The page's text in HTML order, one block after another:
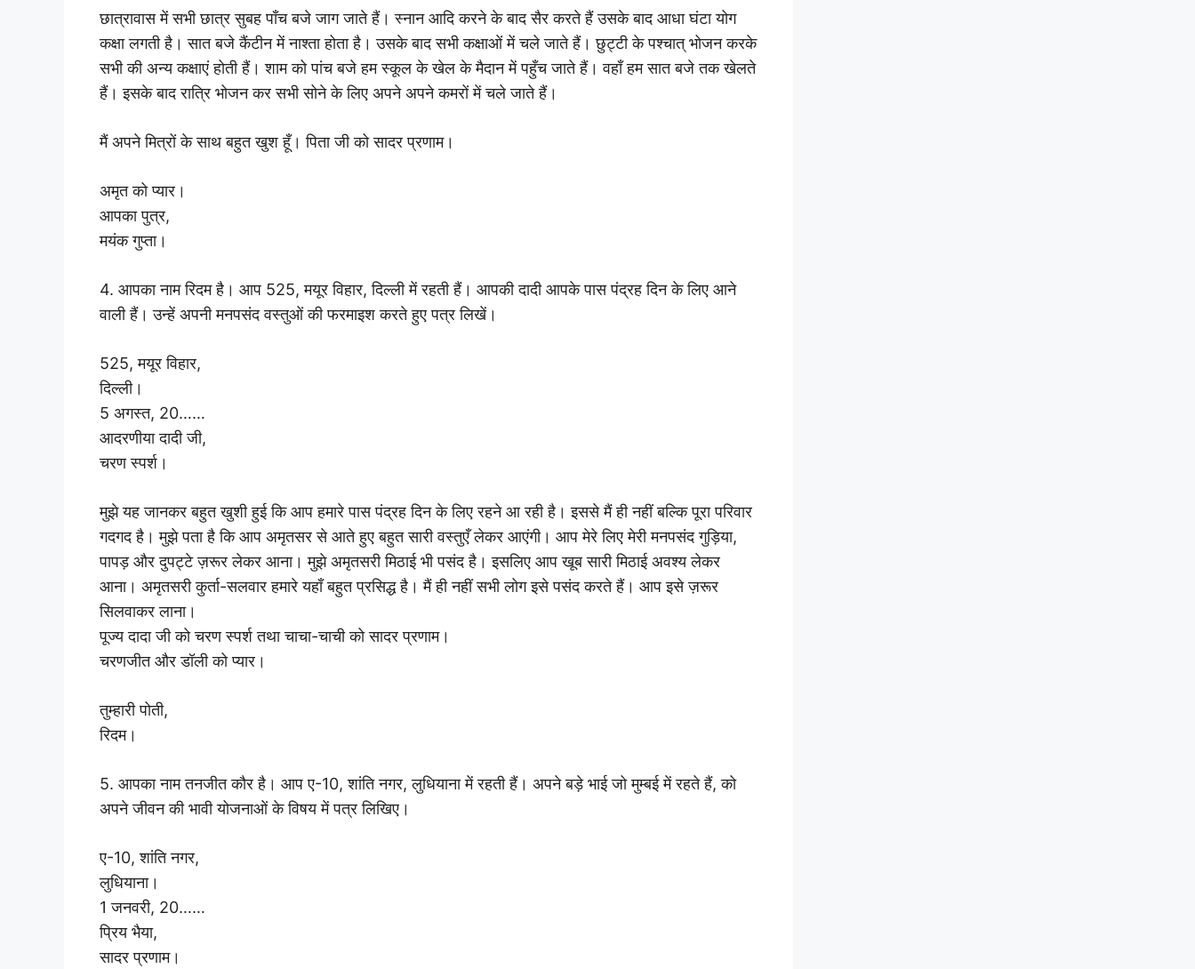
छात्रावास में सभी छात्र सुबह पाँच बजे जाग जाते हैं। स्नान आदि करने के बाद सैर करते हैं उसके बाद आधा घंटा योग
कक्षा लगती है। सात बजे कैंटीन में नाश्ता होता है। उसके बाद सभी कक्षाओं में चले जाते हैं। छुट्टी के पश्चात् भोजन करके
सभी की अन्य कक्षाएं होती हैं। शाम को पांच बजे हम स्कूल के खेल के मैदान में पहुँच जाते हैं। वहाँ हम सात बजे तक खेलते
हैं। इसके बाद रात्रि भोजन कर सभी सोने के लिए अपने अपने कमरों में चले जाते हैं।
मैं अपने मित्रों के साथ बहुत खुश हूँ। पिता जी को सादर प्रणाम।
अमृत को प्यार।
आपका पुत्र,
मयंक गुप्ता।
4. आपका नाम रिदम है। आप 525, मयूर विहार, दिल्ली में रहती हैं। आपकी दादी आपके पास पंद्रह दिन के लिए आने
वाली हैं। उन्हें अपनी मनपसंद वस्तुओं की फरमाइश करते हुए पत्र लिखें।
525, मयूर विहार,
दिल्ली।
5 अगस्त, 20……
आदरणीया दादी जी,
चरण स्पर्श।
मुझे यह जानकर बहुत खुशी हुई कि आप हमारे पास पंद्रह दिन के लिए रहने आ रही है। इससे मैं ही नहीं बल्कि पूरा परिवार
गदगद है। मुझे पता है कि आप अमृतसर से आते हुए बहुत सारी वस्तुएँ लेकर आएंगी। आप मेरे लिए मेरी मनपसंद गुड़िया,
पापड़ और दुपट्टे ज़रूर लेकर आना। मुझे अमृतसरी मिठाई भी पसंद है। इसलिए आप खूब सारी मिठाई अवश्य लेकर
आना। अमृतसरी कुर्ता-सलवार हमारे यहाँ बहुत प्रसिद्ध है। मैं ही नहीं सभी लोग इसे पसंद करते हैं। आप इसे ज़रूर
सिलवाकर लाना।
पूज्य दादा जी को चरण स्पर्श तथा चाचा-चाची को सादर प्रणाम।
चरणजीत और डॉली को प्यार।
तुम्हारी पोती,
रिदम।
5. आपका नाम तनजीत कौर है। आप ए-10, शांति नगर, लुधियाना में रहती हैं। अपने बड़े भाई जो मुम्बई में रहते हैं, को
अपने जीवन की भावी योजनाओं के विषय में पत्र लिखिए।
ए-10, शांति नगर,
लुधियाना।
1 जनवरी, 20……
प्रिय भैया,
सादर प्रणाम।